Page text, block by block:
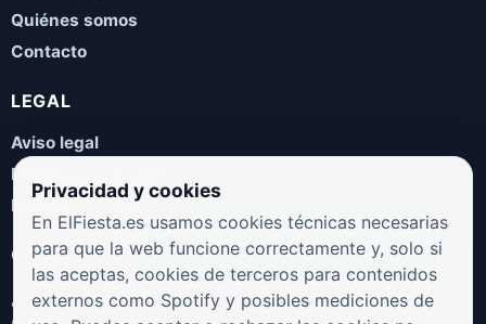
Quiénes somos
Contacto
LEGAL
Aviso legal
Política de privacidad
Política de cookies
COLABORA
¿Eres artista, manager, sello o promotor? Envíanos tus
Privacidad y cookies
En ElFiesta.es usamos cookies técnicas necesarias
para que la web funcione correctamente y, solo si
las aceptas, cookies de terceros para contenidos
externos como Spotify y posibles mediciones de